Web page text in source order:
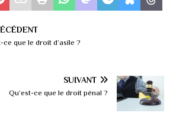
ce que le droit d’asile ?
SUIVANT
Qu’est-ce que le droit pénal ?